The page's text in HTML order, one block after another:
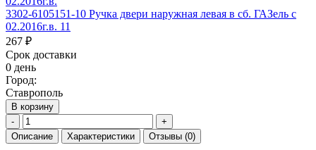
3302-6105151-10 Ручка двери наружная левая в сб. ГАЗель с
02.2016г.в. 11
267 ₽
Срок доставки
0 день
Город:
Ставрополь
В корзину
-
+
Описание
Характеристики Отзывы (0)